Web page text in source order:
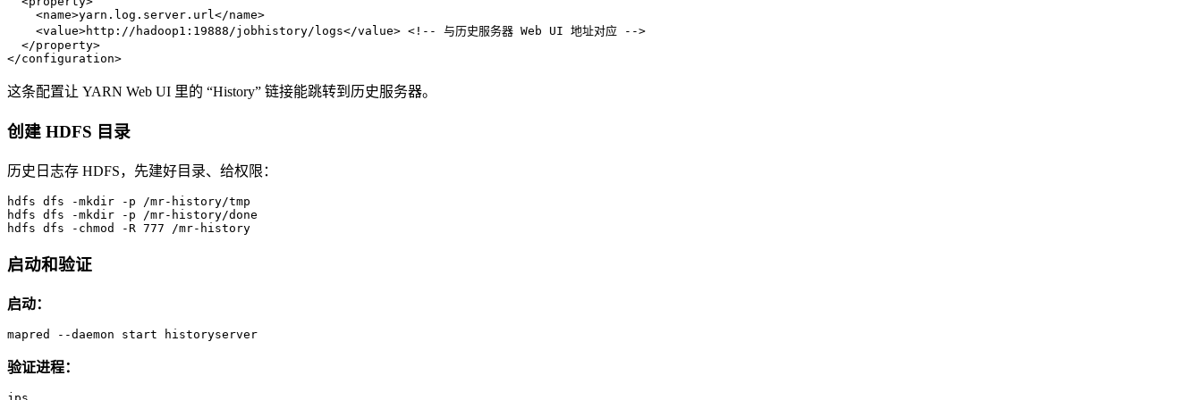
<name>yarn.log.server.url</name>
<value>http://hadoop1:19888/jobhistory/logs</value> <!-- 与历史服务器 Web UI 地址对应 -->
</property>
</configuration>
这条配置让 YARN Web UI 里的 “History” 链接能跳转到历史服务器。
创建 HDFS 目录
历史日志存 HDFS，先建好目录、给权限：
hdfs dfs -mkdir -p /mr-history/tmp
hdfs dfs -mkdir -p /mr-history/done
hdfs dfs -chmod -R 777 /mr-history
启动和验证
启动：
mapred --daemon start historyserver
验证进程：